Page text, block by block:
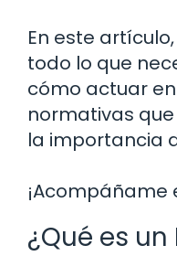
En este
todo lo que
cómo actuar
normativas
la importancia
¡Acompáñame
¿Qué es un